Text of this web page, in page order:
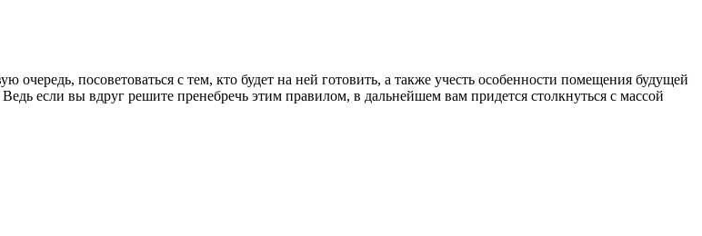
посоветоваться с тем, кто будет на ней готовить, а также учесть особенности помещения будущей
если вы вдруг решите пренебречь этим правилом, в дальнейшем вам придется столкнуться с массой